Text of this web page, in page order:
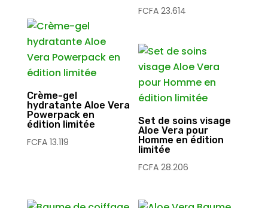
FCFA 23.614
Crème-gel
hydratante Aloe Vera
Powerpack en
édition limitée
FCFA13.119
Set de soins visage
Aloe Vera pour
Homme en édition
limitée
FCFA 28.206